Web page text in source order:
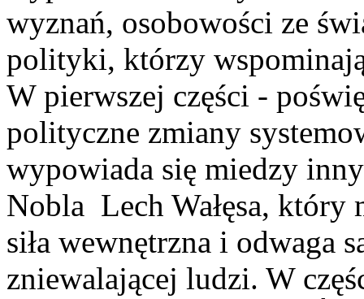
wyznań, osobowości ze
polityki, którzy wspominają
W pierwszej części -
polityczne zmiany
wypowiada się miedzy
Nobla Lech Wałęsa, który
siła wewnętrzna i odwaga
zniewalającej ludzi. W